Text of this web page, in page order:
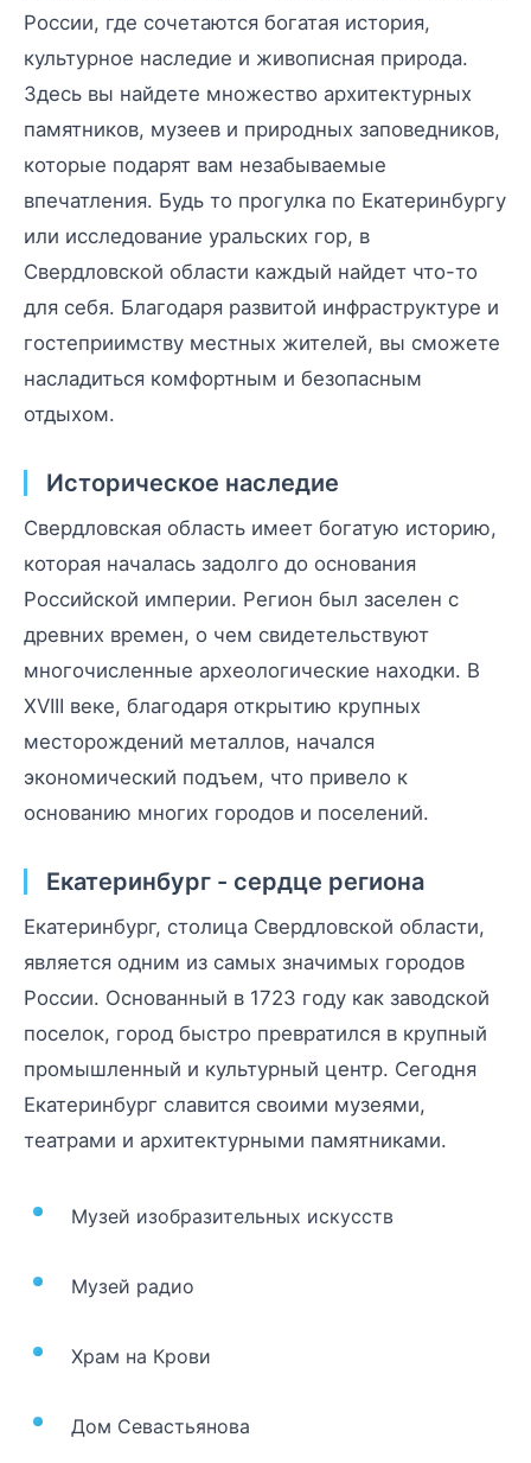
России, где сочетаются богатая история,
культурное наследие и живописная природа.
Здесь вы найдете множество архитектурных
памятников, музеев и природных заповедников,
которые подарят вам незабываемые
впечатления. Будь то прогулка по Екатеринбургу
или исследование уральских гор, в
Свердловской области каждый найдет что-то
для себя. Благодаря развитой инфраструктуре и
гостеприимству местных жителей, вы сможете
насладиться комфортным и безопасным
отдыхом.
Историческое наследие
Свердловская область имеет богатую историю,
которая началась задолго до основания
Российской империи. Регион был заселен с
древних времен, о чем свидетельствуют
многочисленные археологические находки. В
XVIII веке, благодаря открытию крупных
месторождений металлов, начался
экономический подъем, что привело к
основанию многих городов и поселений.
Екатеринбург - сердце региона
Екатеринбург, столица Свердловской области,
является одним из самых значимых городов
России. Основанный в 1723 году как заводской
поселок, город быстро превратился в крупный
промышленный и культурный центр. Сегодня
Екатеринбург славится своими музеями,
театрами и архитектурными памятниками.
Музей изобразительных искусств
Музей радио
Храм на Крови
Дом Севастьянова